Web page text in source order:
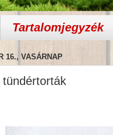
Tartalomjegyzék
16., VASÁRNAP
tündértorták